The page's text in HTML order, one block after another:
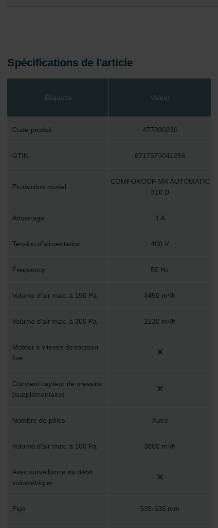
Spécifications de l'article
Étiquette Valeur
Code produit 477090230
GTIN 8717573041256
Production model
COMFOROOF MX AUTOMATIC
310 D
Amperage 1 A
Tension d'alimentation 400 V
Frequency 50 Hz
Volume d'air max. à 150 Pa 3450 m³/h
Volume d'air max. à 300 Pa 2120 m³/h
Moteur à vitesse de rotation
fixe
Convient capteur de pression
(supplémentaire)
Nombre de pôles Autre
Volume d'air max. à 100 Pa 3860 m³/h
Avec surveillance du débit
volumétrique
Pige 535-535 mm